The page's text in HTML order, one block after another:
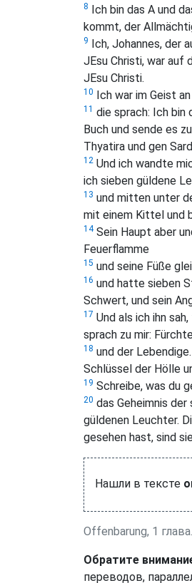
8 Ich bin das A und
kommt, der
9 Ich, Johannes, der
JEsu Christi, war auf
JEsu Christi.
10 Ich war im Geist
11 die sprach: Ich bin
Buch und sende es
Thyatira und gen
12 Und ich wandte
ich sieben güldene
13 und mitten unter
mit einem Kittel und
14Sein Haupt aber
Feuerflamme
15 und seine Füße
16 und hatte sieben
Schwert, und sein
17 Und als ich ihn
sprach zu mir:
18 und der
Schlüssel der Hölle
19 Schreibe, was du
20 das Geheimnis
güldenen Leuchter.
gesehen hast, sind
Нашли в тексте
Offenbarung, 1
Обратите
переводов,